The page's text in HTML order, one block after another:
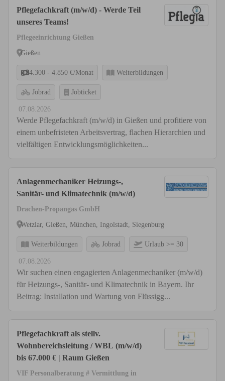
Pflegefachkraft (m/w/d) - Werde Teil
unseres Teams!
Pflegeeinrichtung Gießen
Gießen
4.300 - 4.850 €/Monat Weiterbildungen
Jobrad Jobticket
07.08.2026
Werde Pflegefachkraft (m/w/d) in Gießen und profitiere von
einem unbefristeten Arbeitsvertrag, flachen Hierarchien und
vielfältigen Entwicklungsmöglichkeiten...
Anlagenmechaniker Heizungs-,
Sanitär- und Klimatechnik (m/w/d)
Drachen-Propangas GmbH
Wetzlar, Gießen, München, Ingolstadt, Siegenburg
Weiterbildungen Jobrad Urlaub >= 30
07.08.2026
Wir suchen einen engagierten Anlagenmechaniker (m/w/d)
für Heizungs-, Sanitär- und Klimatechnik in Bayern. Ihr
Beitrag: Installation und Wartung von Flüssigg...
Pflegefachkraft als stellv.
Wohnbereichsleitung / WBL (m/w/d)
bis 67.000 € | Raum Gießen
VIF Personalberatung # Vermittlung in